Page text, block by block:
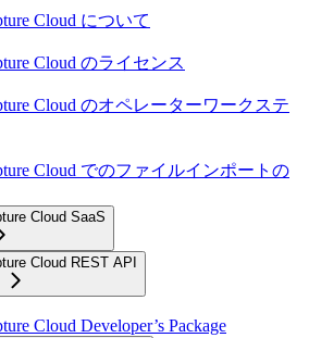
Cloud について
Cloud のライセンス
Cloud のオペレーターワークステ
Cloud でのファイルインポートの
Cloud SaaS
Cloud REST API
Cloud Developer’s Package